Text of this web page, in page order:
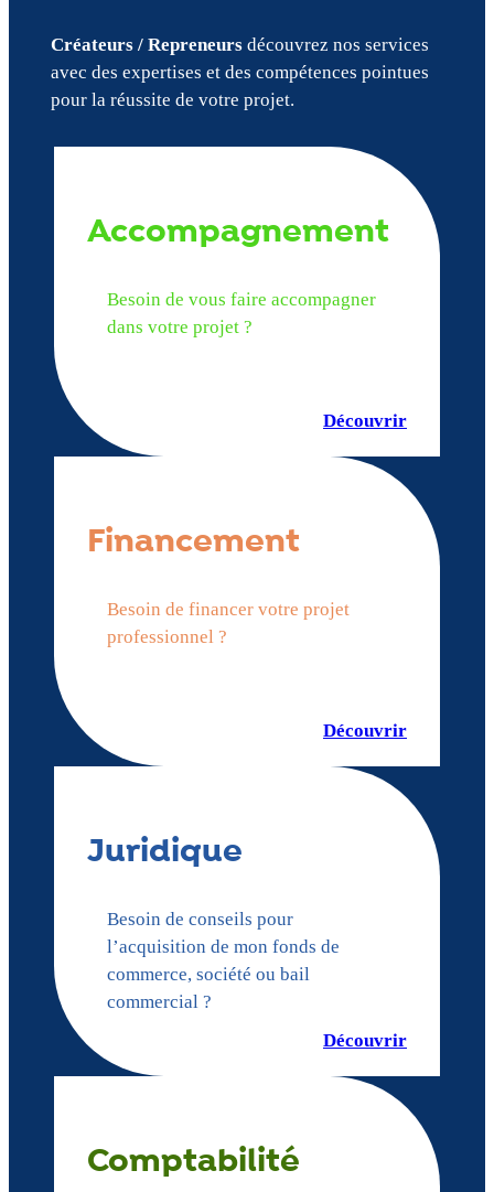
Créateurs / Repreneursdécouvrez nos services
avec des expertises et des compétences pointues
pour la réussite de votre projet.
Accompagnement
Besoin de vous faire accompagner
dans votre projet ?
Découvrir
Financement
Besoin de financer votre projet
professionnel ?
Découvrir
Juridique
Besoin de conseils pour
l’acquisition de mon fonds de
commerce, société ou bail
commercial ?
Découvrir
Comptabilité